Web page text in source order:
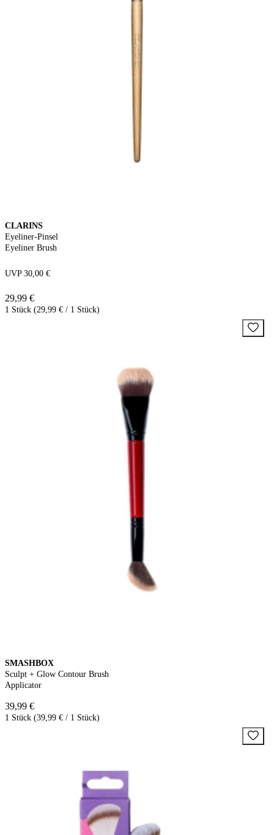
CLARINS
Eyeliner-Pinsel
Eyeliner Brush
UVP 30,00 €
29,99 €
1 Stück (29,99 € / 1 Stück)
SMASHBOX
Sculpt + Glow Contour Brush
Applicator
39,99 €
1 Stück (39,99 € / 1 Stück)